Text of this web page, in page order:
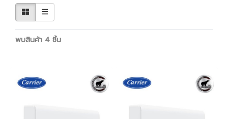
พบสินค้า 4 ชิ้น